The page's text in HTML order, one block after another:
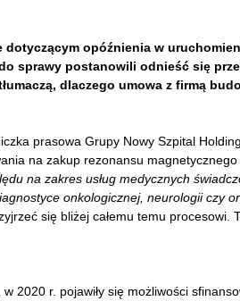
dotyczącym opóźnienia w
sprawy postanowili odnieść się
dlaczego umowa z firmą
prasowa Grupy Nowy Szpital
na zakup rezonansu
na zakres usług medycznych
onkologicznej, neurologii czy
się bliżej całemu temu procesowi.
2020 r. pojawiły się możliwości